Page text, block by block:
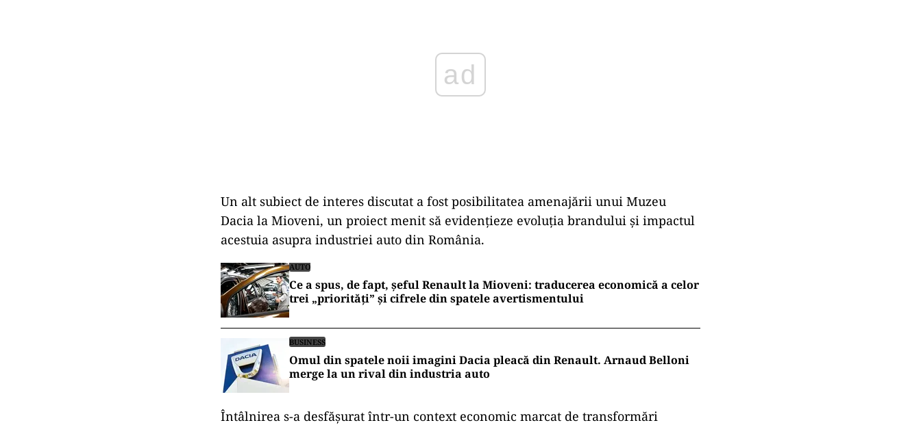
ad
Un alt subiect de interes discutat a fost posibilitatea amenajării unui Muzeu
Dacia la Mioveni, un proiect menit să evidențieze evoluția brandului și impactul
acestuia asupra industriei auto din România.
AUTO
Ce a spus, de fapt, șeful Renault la Mioveni: traducerea economică a celor
trei „priorități” și cifrele din spatele avertismentului
BUSINESS
Omul din spatele noii imagini Dacia pleacă din Renault. Arnaud Belloni
merge la un rival din industria auto
Întâlnirea s-a desfășurat într-un context economic marcat de transformări